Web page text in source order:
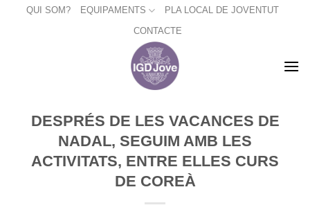
QUI SOM? EQUIPAMENTS
PLA LOCAL DE JOVENTUT
CONTACTE
DESPRÉS DE LES VACANCES DE
NADAL, SEGUIM AMB LES
ACTIVITATS, ENTRE ELLES CURS
DE COREÀ